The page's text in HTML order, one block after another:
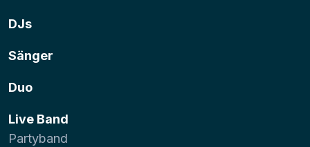
DJs
Sänger
Duo
Live Band
Partyband